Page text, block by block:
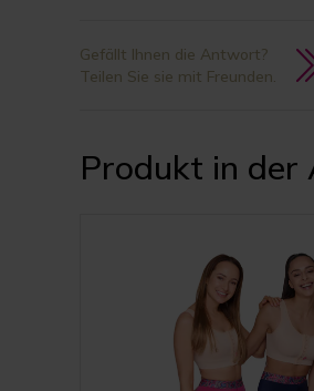
Gefällt Ihnen die Antwort?
Teilen Sie sie mit Freunden.
Produkt in